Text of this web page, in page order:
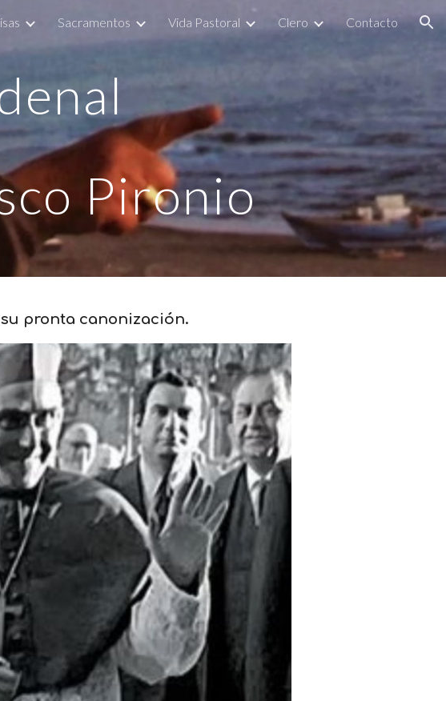
Skip to navigation
Sacramentos Vida Pastoral Clero Contacto
Pironio
pronta canonización.